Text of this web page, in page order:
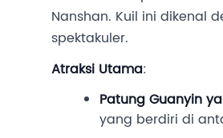
Nanshan. Kuil ini dikenal
spektakuler.
Atraksi Utama:
Patung Guanyin
yang berdiri di